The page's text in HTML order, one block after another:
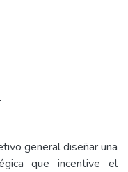
general diseñar una
que incentive el